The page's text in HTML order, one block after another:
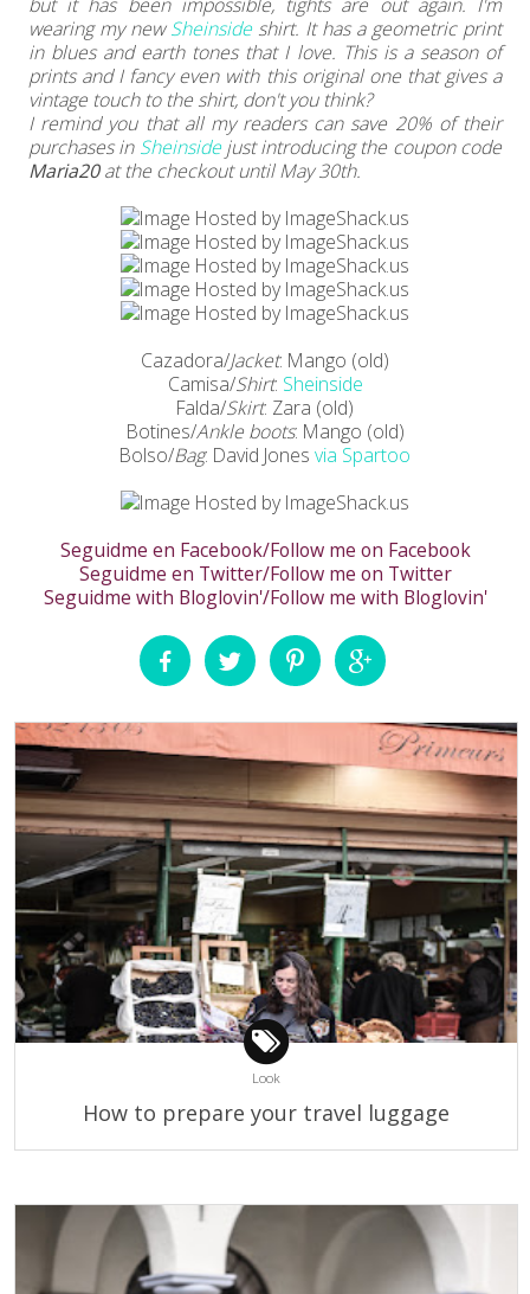
wearing my newSheinside shirt. It has a geometric print
in blues and earth tones that I love. This is a season of
prints and I fancy even with this original one that gives a
vintage touch to the shirt, don't you think?
I remind you that all my readers can save 20% of their
purchases in Sheinsidejust introducing the coupon code
Maria20at the checkout until May 30th.
Cazadora/Jacket: Mango (old)
Camisa/Shirt: Sheinside
Falda/Skirt: Zara (old)
Botines/Ankle boots: Mango (old)
Bolso/Bag: David Jones via Spartoo
Seguidme en Facebook/Follow me on Facebook
Seguidme en Twitter/Follow me on Twitter
Seguidme with Bloglovin'/Follow me with Bloglovin'
Look
How to prepare your travel luggage